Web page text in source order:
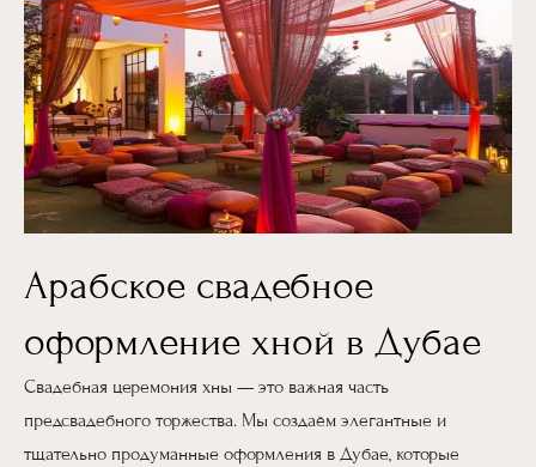
Арабское свадебное
оформление хной в Дубае
Свадебная церемония хны — это важная часть
предсвадебного торжества. Мы создаём элегантные и
тщательно продуманные оформления в Дубае, которые